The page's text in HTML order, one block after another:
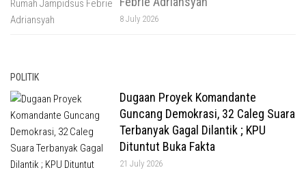
8 July 2026
POLITIK
Dugaan Proyek Komandante
Guncang Demokrasi, 32 Caleg Suara
Terbanyak Gagal Dilantik ; KPU
Dituntut Buka Fakta
21 July 2026